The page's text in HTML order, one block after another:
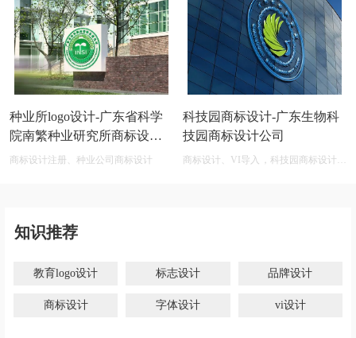
种业所logo设计-广东省科学
院南繁种业研究所商标设计
公司
商标设计注册、种业公司商标设计
科技园商标设计-广东生物科
技园商标设计公司
商标设计、VI导入，科技园商标设计在
知识推荐
教育logo设计 标志设计 品牌设计
商标设计 字体设计 vi设计